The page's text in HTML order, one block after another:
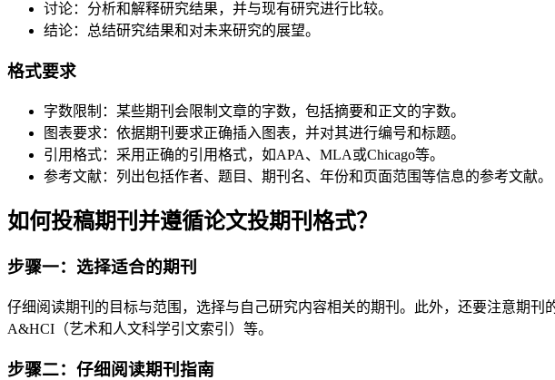
讨论：分析和解释研究结果，并与现有研究进行比较。
结论：总结研究结果和对未来研究的展望。
格式要求
字数限制：某些期刊会限制文章的字数，包括摘要和正文的字数。
图表要求：依据期刊要求正确插入图表，并对其进行编号和标题。
引用格式：采用正确的引用格式，如APA、MLA或Chicago等。
参考文献：列出包括作者、题目、期刊名、年份和页面范围等信息的参考文献。
如何投稿期刊并遵循论文投期刊格式？
步骤一：选择适合的期刊
仔细阅读期刊的目标与范围，选择与自己研究内容相关的期刊。此外，还要注意期
A&HCI（艺术和人文科学引文索引）等。
步骤二：仔细阅读期刊指南